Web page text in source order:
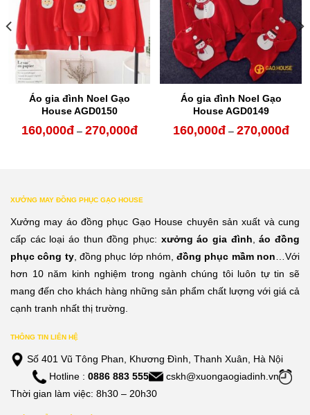
Áo gia đình Noel Gạo
House AGD0150
160,000đ – 270,000đKhoảng
270,000đ
Áo gia đình Noel Gạo
House AGD0149
160,000đ – 270,000đ
XƯỞNG MAY ĐỒNG PHỤC GẠO HOUSE
Xưởng may áo đồng phục Gạo House chuyên sản xuất và cung
cấp các loại áo thun đồng phục: xưởng áo gia đình ,áo đồng
phục công ty, đồng phục lớp nhóm,đồng phục mầm non …Với
hơn 10 năm kinh nghiệm trong ngành chúng tôi luôn tự tin sẽ
mang đến cho khách hàng những sản phẩm chất lượng với giá cả
cạnh tranh nhất thị trường.
THÔNG TIN LIÊN HỆ
Số 401 Vũ Tông Phan, Khương Đình, Thanh Xuân, Hà Nội
Hotline : 0886 883 555
cskh@xuongaogiadinh.vn
Thời gian làm việc: 8h30 – 20h30